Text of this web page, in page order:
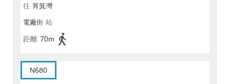
往 筲箕灣
電廠街 站
距離 70m
N680